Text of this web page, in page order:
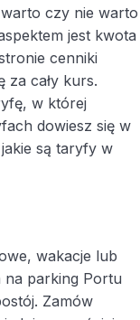
czy nie warto
jest kwota
cenniki
za cały kurs.
w której
dowiesz się w
są taryfy w
wakacje lub
na parking Portu
Zamów